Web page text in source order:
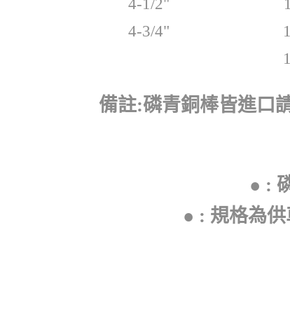
4-1/2"
4-3/4"
備註:磷青銅棒皆進口
● :
● : 規格為